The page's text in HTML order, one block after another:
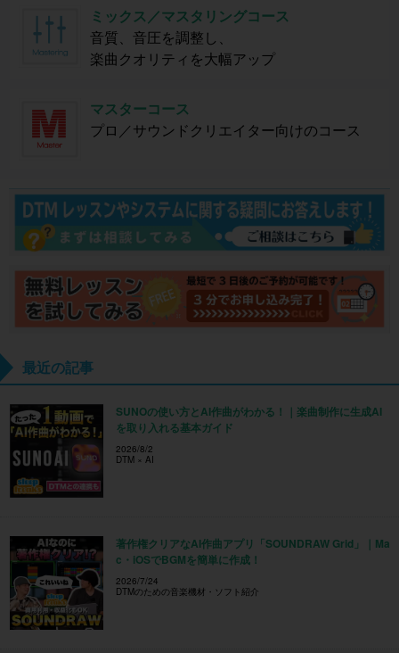
ミックス／マスタリングコース
音質、音圧を調整し、
楽曲クオリティを大幅アップ
マスターコース
プロ／サウンドクリエイター向けのコース
最近の記事
SUNOの使い方とAI作曲がわかる！｜楽曲制作に生成AI
を取り入れる基本ガイド
2026/8/2
DTM × AI
著作権クリアなAI作曲アプリ「SOUNDRAW Grid」｜Ma
c・iOSでBGMを簡単に作成！
2026/7/24
DTMのための音楽機材・ソフト紹介